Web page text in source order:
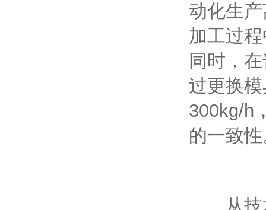
动化生
加工过
同时，
过更换
300kg/h
的一致
从技术